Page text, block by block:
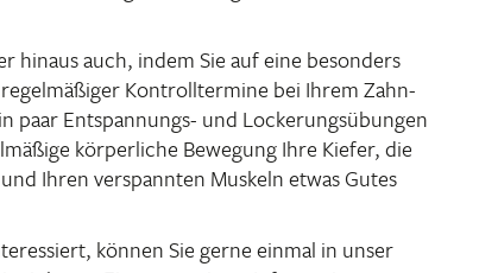
hinaus auch, indem Sie auf eine beson­ders
Kontroll­ter­mine bei Ihrem Zahn­
paar Entspan­nungs- und Locke­rungs­übungen
körper­liche Bewe­gung Ihre Kiefer, die
Ihren verspannten Muskeln etwas Gutes
können Sie gerne einmal in unser